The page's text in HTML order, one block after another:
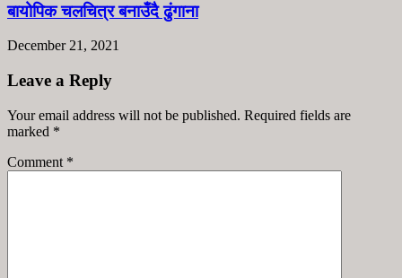
बायोपिक चलचित्र बनाउँदै ढुंगाना
December 21, 2021
Leave a Reply
Your email address will not be published. Required fields are
marked *
Comment *